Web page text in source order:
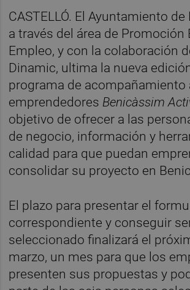
CASTELLÓ. El Ayuntamiento
a través del área de Promoción
Empleo, y con la colaboración
Dinamic, ultima la nueva
programa de acompañamiento
emprendedores Benicàssim
objetivo de ofrecer a las
de negocio, información y
calidad para que puedan
consolidar su proyecto en
El plazo para presentar el
correspondiente y conseguir
seleccionado finalizará el
marzo, un mes para que los
presenten sus propuestas y